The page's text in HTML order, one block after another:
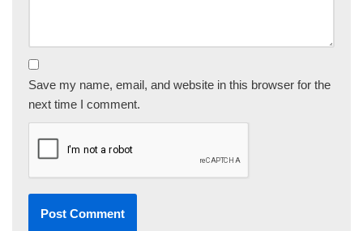
Save my name, email, and website in this browser for the
next time I comment.